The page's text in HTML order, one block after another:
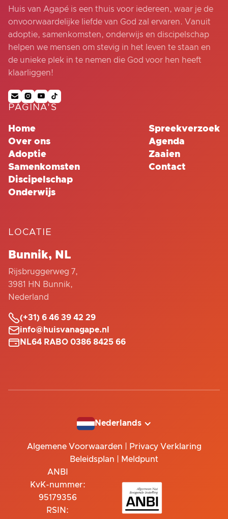
Huis van Agapé is een thuis voor iedereen, waar je de
onvoorwaardelijke liefde van God zal ervaren. Vanuit
adoptie, samenkomsten, onderwijs en discipelschap
helpen we mensen om stevig in het leven te staan en
de unieke plek in te nemen die God voor hen heeft
klaarliggen!
   
PAGINA'S
Home
Over ons
Adoptie
Samenkomsten
Discipelschap
Onderwijs
Spreekverzoek
Agenda
Zaaien
Contact
LOCATIE
Bunnik, NL
Rijsbruggerweg 7,
3981 HN Bunnik,
Nederland
(+31) 6 46 39 42 29
info@huisvanagape.nl
 NL64 RABO 0386 8425 66
Nederlands
Algemene Voorwaarden
Privacy Verklaring
Beleidsplan
Meldpunt
ANBI
KvK-nummer:
95179356
RSIN: